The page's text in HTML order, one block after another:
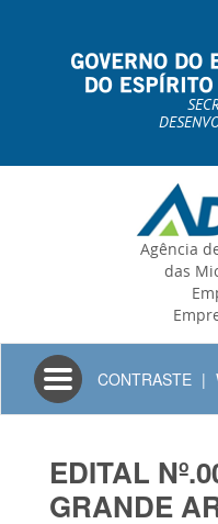
Agência
das
Toggle
navigation
CONTRASTE |
EDITAL
GRANDE